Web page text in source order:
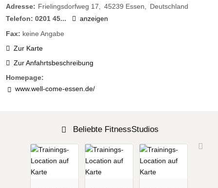
Adresse: Frielingsdorfweg 17 45239 Essen
Deutschland
Telefon: 0201 45...
anzeigen
Fax: keine Angabe
Zur Karte
Zur Anfahrtsbeschreibung
Homepage:
www.well-come-essen.de/
Beliebte FitnessStudios